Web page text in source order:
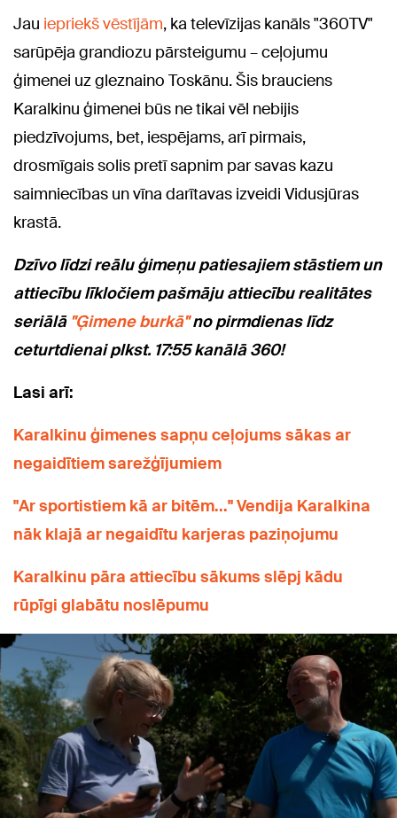
Jau iepriekš vēstījām, ka televīzijas kanāls "360TV"
sarūpēja grandiozu pārsteigumu – ceļojumu
ģimenei uz gleznaino Toskānu. Šis brauciens
Karalkinu ģimenei būs ne tikai vēl nebijis
piedzīvojums, bet, iespējams, arī pirmais,
drosmīgais solis pretī sapnim par savas kazu
saimniecības un vīna darītavas izveidi Vidusjūras
krastā.
Dzīvo līdzi reālu ģimeņu patiesajiem stāstiem un
attiecību līkločiem pašmāju attiecību realitātes
seriālā "Ģimene burkā"no pirmdienas līdz
ceturtdienai plkst. 17:55 kanālā 360!
Lasi arī:
Karalkinu ģimenes sapņu ceļojums sākas ar
negaidītiem sarežģījumiem
"Ar sportistiem kā ar bitēm..." Vendija Karalkina
nāk klajā ar negaidītu karjeras paziņojumu
Karalkinu pāra attiecību sākums slēpj kādu
rūpīgi glabātu noslēpumu